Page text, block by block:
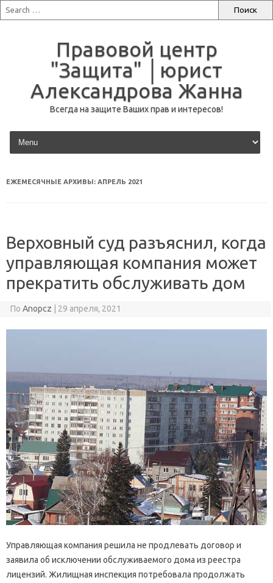
Правовой центр
"Защита" │юрист
Александрова Жанна
Всегда на защите Ваших прав и интересов!
перейти к содержанию
ЕЖЕМЕСЯЧНЫЕ АРХИВЫ: АПРЕЛЬ 2021
Верховный суд разъяснил, когда
управляющая компания может
прекратить обслуживать дом
По Anopcz 29 апреля, 2021
Управляющая компания решила не продлевать договор и
заявила об исключении обслуживаемого дома из реестра
лицензий. Жилищная инспекция потребовала продолжать